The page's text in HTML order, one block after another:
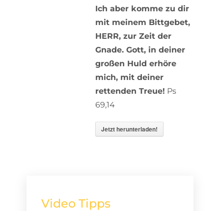
Ich aber komme zu dir
mit meinem Bittgebet,
HERR, zur Zeit der
Gnade. Gott, in deiner
großen Huld erhöre
mich, mit deiner
rettenden Treue! Ps
69,14
Jetzt herunterladen!
Video Tipps